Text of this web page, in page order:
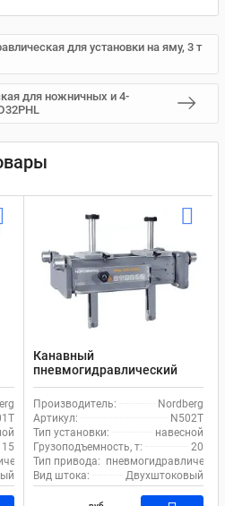
для установки на яму, 3 т
для ножничных и 4-
15
Канавный
пневмогидравлический
навесной двухштоковый
подъемник 20 т N502T
Nordberg
Производитель:
Nordberg
Артикул:
N502T
Тип установки:
навесной
Грузоподъемность, т:
20
Тип привода:
Вид штока:
Двухштоковый